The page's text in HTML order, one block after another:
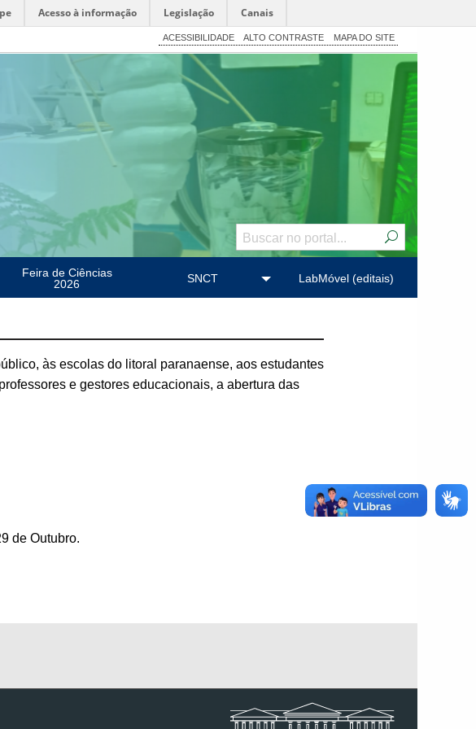
Acesso à informação Legislação Canais
ACESSIBILIDADE ALTO CONTRASTE MAPA DO SITE
Feira de Ciências
2026
SNCT LabMóvel (editais)
às escolas do litoral paranaense, aos estudantes
e gestores educacionais, a abertura das
de Outubro.